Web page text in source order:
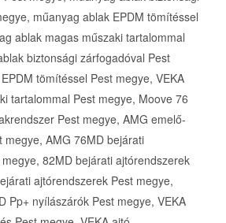
műanyag ablak EPDM tömítéssel
ablak magas műszaki tartalommal
biztonsági zárfogadóval Pest
tömítéssel Pest megye, VEKA
tartalommal Pest megye, Moove 76
Pest megye, AMG emelő-
megye, AMG 76MD bejárati
82MD bejárati ajtórendszerek
ajtórendszerek Pest megye,
Pp+ nyílászárók Pest megye, VEKA